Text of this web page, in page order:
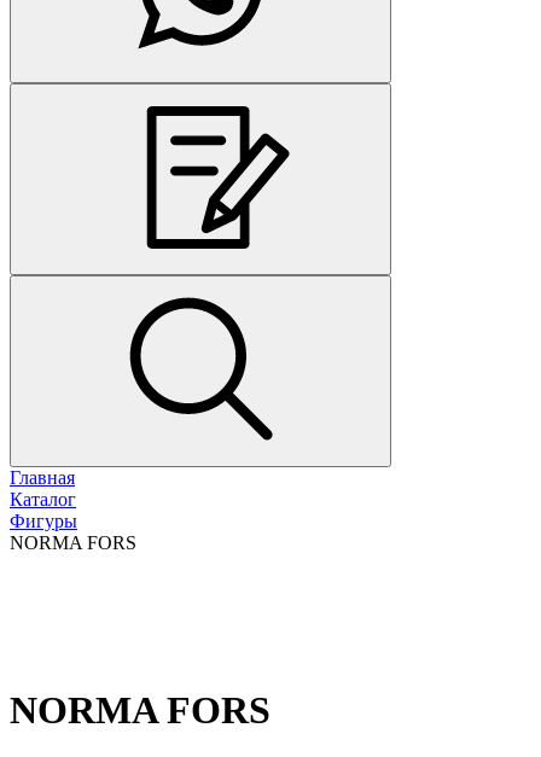
Главная
Каталог
Фигуры
NORMA FORS
NORMA FORS